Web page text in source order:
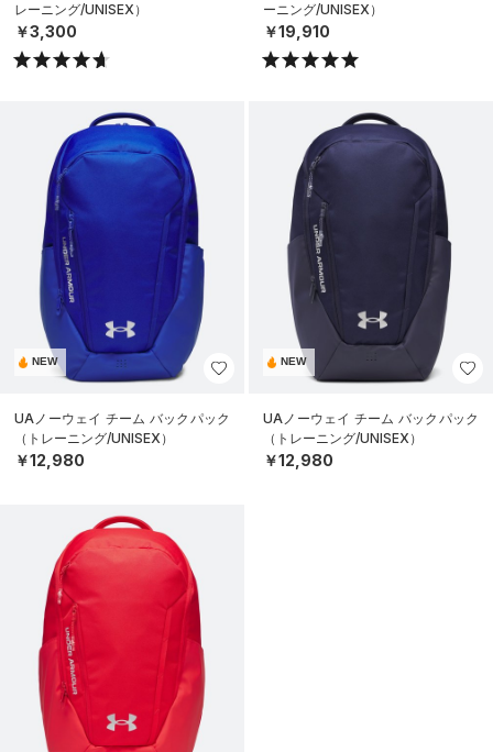
レーニング/UNISEX）
￥3,300
ーニング/UNISEX）
￥19,910
NEW
UAノーウェイ チーム バックパック
（トレーニング/UNISEX）
￥12,980
NEW
UAノーウェイ チーム バックパック
（トレーニング/UNISEX）
￥12,980